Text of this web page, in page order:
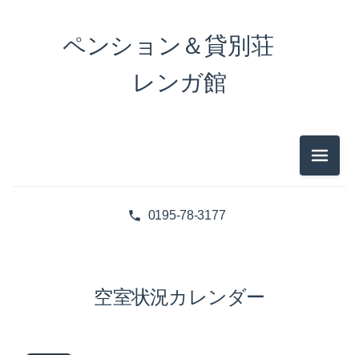
0195-78-3177
ペンション＆貸別荘
レンガ館
メニュ
空室状況カレンダー